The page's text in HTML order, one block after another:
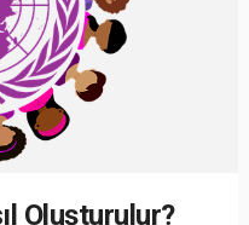
Oluşturulur?